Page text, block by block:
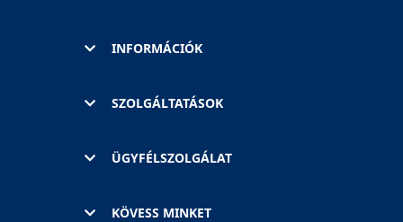
INFORMÁCIÓK
SZOLGÁLTATÁSOK
ÜGYFÉLSZOLGÁLAT
KÖVESS MINKET